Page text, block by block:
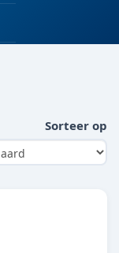
Sorteer op